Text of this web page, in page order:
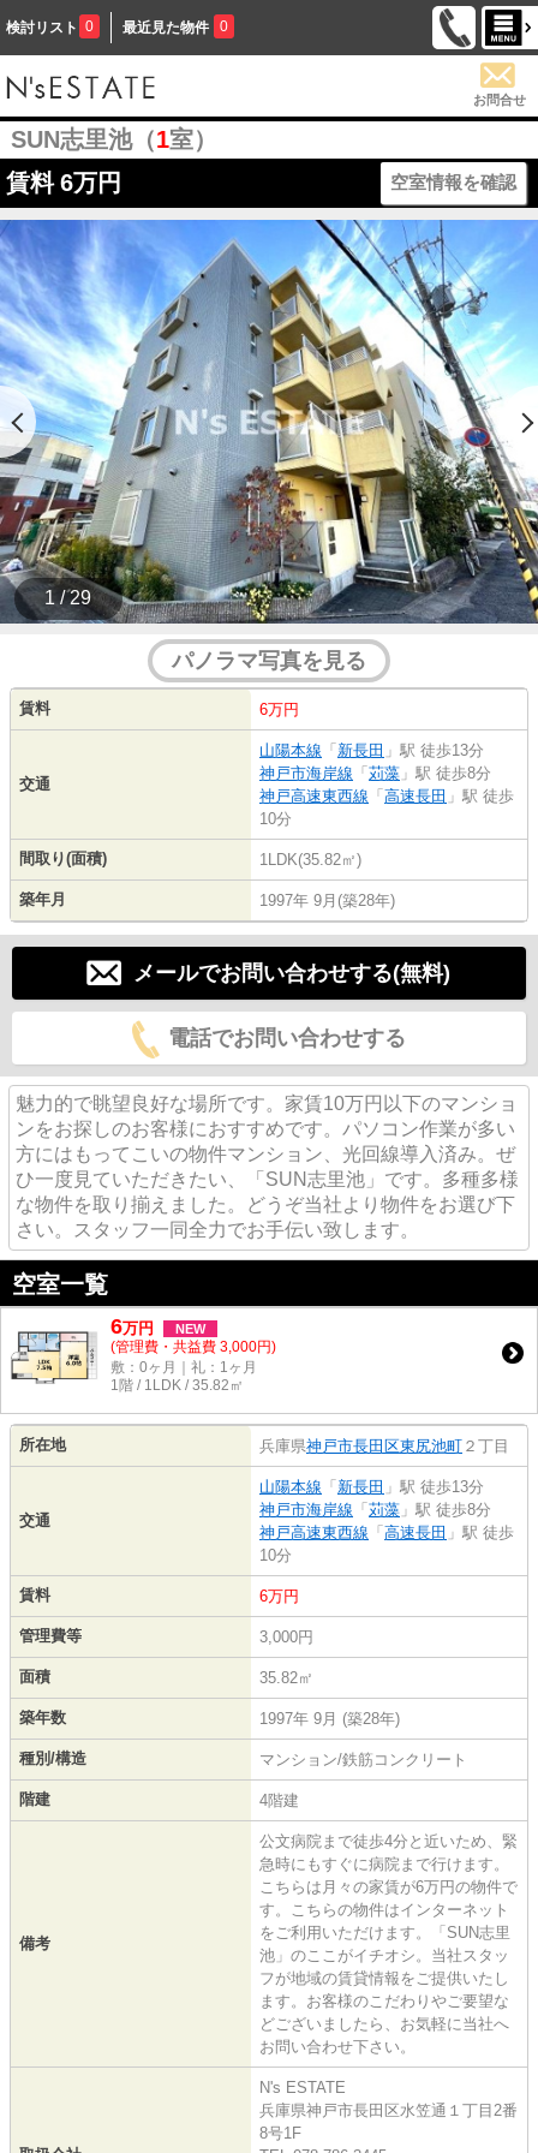
検討リスト 0 最近見た物件 0
お問合せ
SUN志里池（1室）
賃料 6万円 空室情報を確認
1 / 29
パノラマ写真を見る
賃料 6万円
交通
山陽本線 「 新長田 」駅 徒歩13分
神戸市海岸線 「 苅藻 」駅 徒歩8分
神戸高速東西線 「 高速長田 」駅 徒歩
10分
間取り(面積) 1LDK(35.82㎡)
築年月 1997年 9月(築28年)
メールでお問い合わせする(無料)
電話でお問い合わせする
魅力的で眺望良好な場所です。家賃10万円以下のマンショ
ンをお探しのお客様におすすめです。パソコン作業が多い
方にはもってこいの物件マンション、光回線導入済み。ぜ
ひ一度見ていただきたい、「SUN志里池」です。多種多様
な物件を取り揃えました。どうぞ当社より物件をお選び下
さい。スタッフ一同全力でお手伝い致します。
空室一覧
6万円 NEW
(管理費・共益費 3,000円)
敷：0ヶ月｜礼：1ヶ月
1階 / 1LDK / 35.82㎡
所在地 兵庫県神戸市長田区東尻池町 ２丁目
交通
山陽本線 「 新長田 」駅 徒歩13分
神戸市海岸線 「 苅藻 」駅 徒歩8分
神戸高速東西線 「 高速長田 」駅 徒歩
10分
賃料 6万円
管理費等 3,000円
面積 35.82㎡
築年数 1997年 9月 (築28年)
種別/構造 マンション/鉄筋コンクリート
階建 4階建
備考
公文病院まで徒歩4分と近いため、緊
急時にもすぐに病院まで行けます。
こちらは月々の家賃が6万円の物件で
す。こちらの物件はインターネット
をご利用いただけます。「SUN志里
池」のここがイチオシ。当社スタッ
フが地域の賃貸情報をご提供いたし
ます。お客様のこだわりやご要望な
どございましたら、お気軽に当社へ
お問い合わせ下さい。
N's ESTATE
兵庫県神戸市長田区水笠通１丁目2番
8号1F